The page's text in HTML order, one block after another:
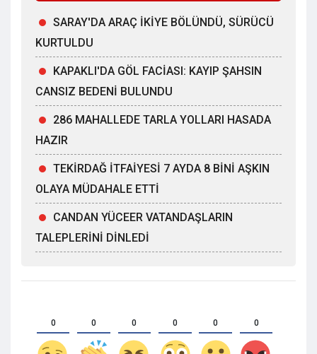
SARAY'DA ARAÇ İKİYE BÖLÜNDÜ, SÜRÜCÜ
KURTULDU
KAPAKLI'DA GÖL FACİASI: KAYIP ŞAHSIN
CANSIZ BEDENİ BULUNDU
286 MAHALLEDE TARLA YOLLARI HASADA
HAZIR
TEKİRDAĞ İTFAİYESİ 7 AYDA 8 BİNİ AŞKIN
OLAYA MÜDAHALE ETTİ
CANDAN YÜCEER VATANDAŞLARIN
TALEPLERİNİ DİNLEDİ
0 0 0 0 0 0